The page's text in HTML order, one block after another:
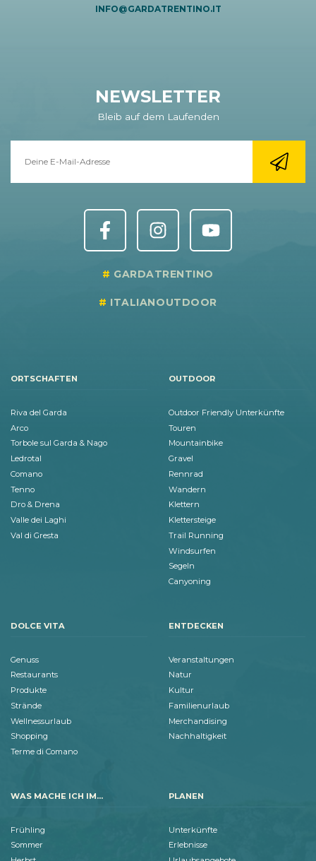
INFO@GARDATRENTINO.IT
NEWSLETTER
Bleib auf dem Laufenden
GARDATRENTINO
ITALIANOUTDOOR
ORTSCHAFTEN
Riva del Garda
Arco
Torbole sul Garda & Nago
Ledrotal
Comano
Tenno
Dro & Drena
Valle dei Laghi
Val di Gresta
OUTDOOR
Outdoor Friendly Unterkünfte
Touren
Mountainbike
Gravel
Rennrad
Wandern
Klettern
Klettersteige
Trail Running
Windsurfen
Segeln
Canyoning
DOLCE VITA
Genuss
Restaurants
Produkte
Strände
Wellnessurlaub
Shopping
Terme di Comano
ENTDECKEN
Veranstaltungen
Natur
Kultur
Familienurlaub
Merchandising
Nachhaltigkeit
WAS MACHE ICH IM...
Frühling
Sommer
PLANEN
Unterkünfte
Erlebnisse